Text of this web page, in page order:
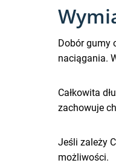
Dobór gumy
naciągania.
Całkowita
zachowuje
Jeśli zależy
możliwości.